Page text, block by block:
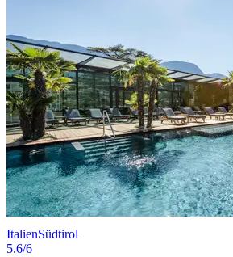
ItalienSüdtirol
5.6/6